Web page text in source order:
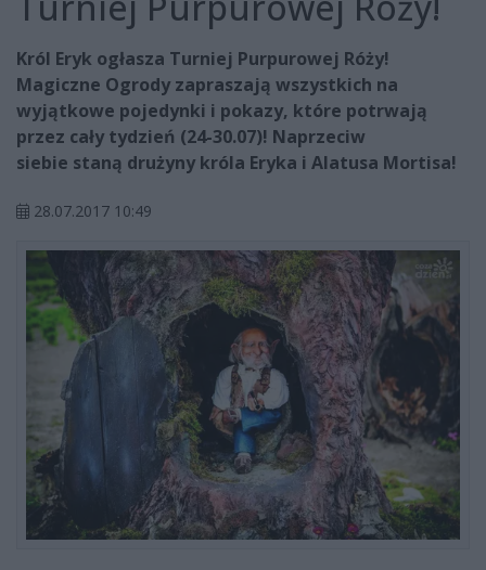
Król Eryk ogłasza Turniej Purpurowej Róży!
Magiczne Ogrody zapraszają wszystkich na
wyjątkowe pojedynki i pokazy, które potrwają
przez cały tydzień (24-30.07)! Naprzeciw
siebie staną drużyny króla Eryka i Alatusa Mortisa!
28.07.2017 10:49